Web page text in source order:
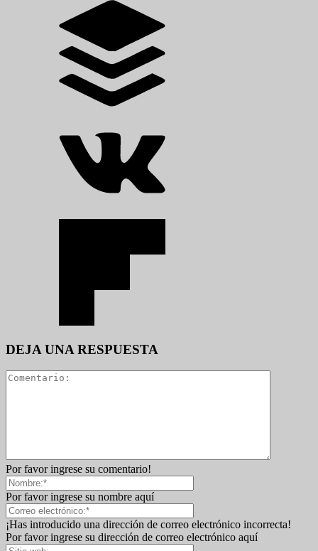
DEJA UNA RESPUESTA
Por favor ingrese su comentario!
Por favor ingrese su nombre aquí
¡Has introducido una dirección de correo electrónico incorrecta!
Por favor ingrese su dirección de correo electrónico aquí